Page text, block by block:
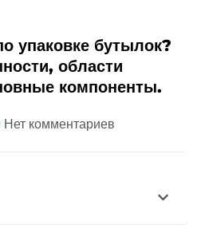
упаковке бутылок?
области
компоненты.
Нет комментариев